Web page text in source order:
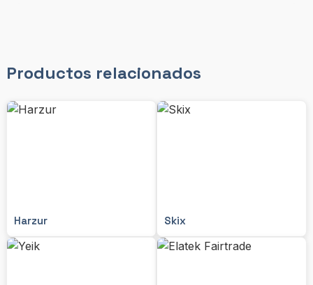
Productos relacionados
Harzur Skix